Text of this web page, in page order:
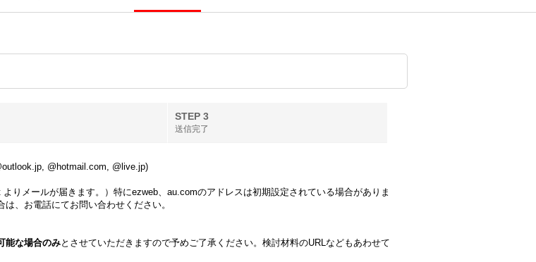
STEP 3
送信完了
@hotmail.com, @live.jp)
りメールが届きます。）特にezweb、au.comのアドレスは初期設定されている場合がありま
、お電話にてお問い合わせください。
能な場合のみとさせていただきますので予めご了承ください。検討材料のURLなどもあわせて